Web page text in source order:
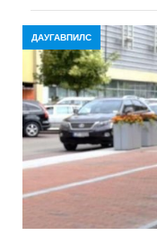
ДАУГАВПИЛС